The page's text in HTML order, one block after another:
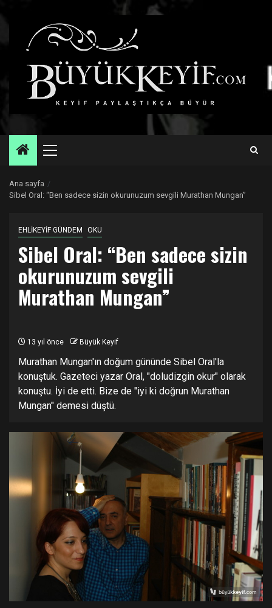
Primary
Ana sayfa
Sibel Oral: “Ben sadece sizin okurunuzum sevgili Murathan Mungan”
EHLİKEYİF GÜNDEM OKU
Sibel Oral: “Ben sadece sizin
okurunuzum sevgili
Murathan Mungan”
13 yıl önce Büyük Keyif
Murathan Mungan'ın doğum gününde Sibel Oral'la
konuştuk. Gazeteci yazar Oral, "doludizgin okur" olarak
konuştu. İyi de etti. Bize de "iyi ki doğrun Murathan
Mungan" demesi düştü.